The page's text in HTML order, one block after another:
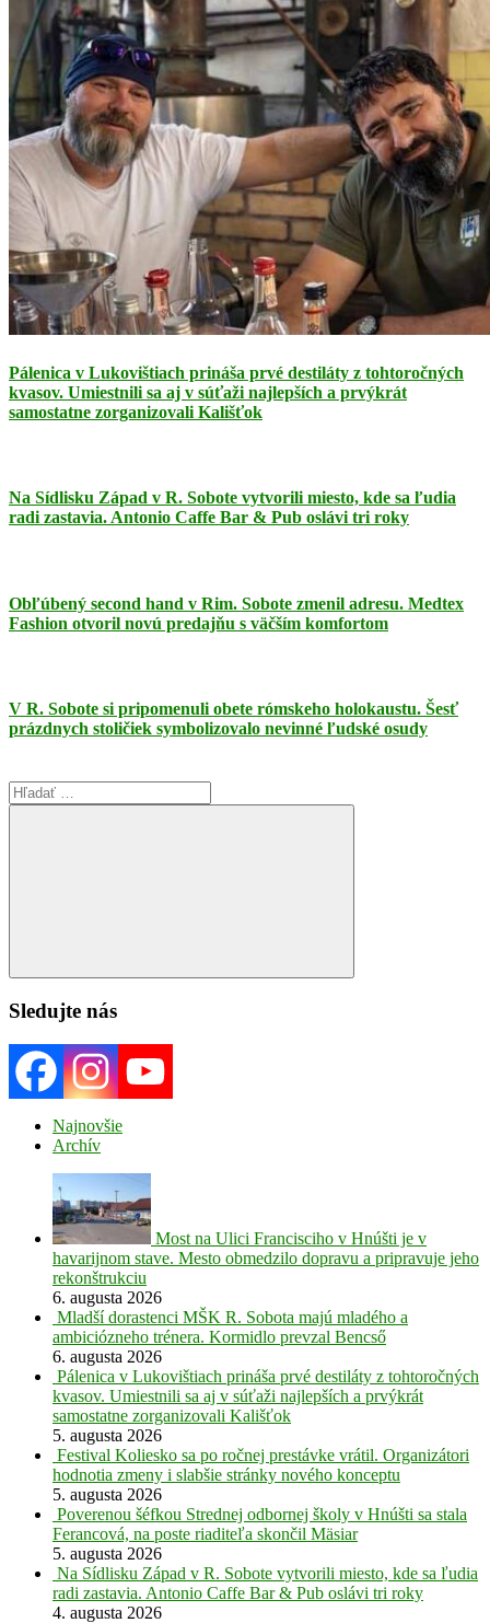
Pálenica v Lukovištiach prináša prvé destiláty z tohtoročných
kvasov. Umiestnili sa aj v súťaži najlepších a prvýkrát
samostatne zorganizovali Kališťok
Na Sídlisku Západ v R. Sobote vytvorili miesto, kde sa ľudia
radi zastavia. Antonio Caffe Bar & Pub oslávi tri roky
Obľúbený second hand v Rim. Sobote zmenil adresu. Medtex
Fashion otvoril novú predajňu s väčším komfortom
V R. Sobote si pripomenuli obete rómskeho holokaustu. Šesť
prázdnych stoličiek symbolizovalo nevinné ľudské osudy
Search
for:
Search
Sledujte nás
Najnovšie
Archív
Most na Ulici Francisciho v Hnúšti je v
havarijnom stave. Mesto obmedzilo dopravu a pripravuje jeho
rekonštrukciu
6. augusta 2026
Mladší dorastenci MŠK R. Sobota majú mladého a
ambiciózneho trénera. Kormidlo prevzal Bencső
6. augusta 2026
Pálenica v Lukovištiach prináša prvé destiláty z tohtoročných
kvasov. Umiestnili sa aj v súťaži najlepších a prvýkrát
samostatne zorganizovali Kališťok
5. augusta 2026
Festival Koliesko sa po ročnej prestávke vrátil. Organizátori
hodnotia zmeny i slabšie stránky nového konceptu
5. augusta 2026
Poverenou šéfkou Strednej odbornej školy v Hnúšti sa stala
Ferancová, na poste riaditeľa skončil Mäsiar
5. augusta 2026
Na Sídlisku Západ v R. Sobote vytvorili miesto, kde sa ľudia
radi zastavia. Antonio Caffe Bar & Pub oslávi tri roky
4. augusta 2026